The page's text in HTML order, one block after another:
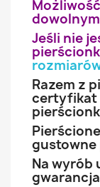
Jeśli nie
Razem z
certyfikat
gustowne
Na wyrób
gwarancja